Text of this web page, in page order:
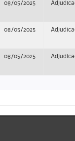
08/05/2025
08/05/2025
08/05/2025